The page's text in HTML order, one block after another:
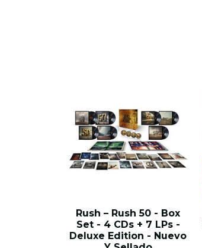
Rush – Rush 50 - Box
Set - 4 CDs + 7 LPs -
Deluxe Edition - Nuevo